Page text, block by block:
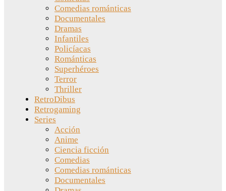
Comedias románticas
Documentales
Dramas
Infantiles
Policíacas
Románticas
Superhéroes
Terror
Thriller
RetroDibus
Retrogaming
Series
Acción
Anime
Ciencia ficción
Comedias
Comedias románticas
Documentales